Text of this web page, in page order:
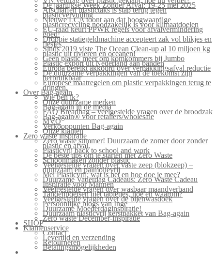
De jaarlijkse Week Zonder Afval: 19-25 mei 2025
Afschaffen plastictaks is stap terug tegen
plasticvervuiling
Nieuwe LCA toont aan dat hoogwaardige
plasticrecycling noodzakelijk is voor klimaatdoelen
EU-raad keurt PPWR regels voor afvalvermindering
goed!
Droppie statiegeldmachine accepteert zak vol blikjes en
flesjes
Sinds 2019 viste The Ocean Clean-up al 10 miljoen kg
plastic uit rivieren en oceanen!
Geen plastic meer om komkommers bij Jumbo
Plastic export uit Nederland aan banden
Europa bereikt akkoord over verpakkingsafval reductie
De duurzame verpakkingen van de toekomst zijn
herbruikbaar
Europese maatregelen om plastic verpakkingen terug te
dringen.
Over Bag-again
Wie ben ik?
Onze duurzame merken
Bag-again in de media
FAQ Breadbag – veelgestelde vragen over de broodzak
Bag-again® voor retailers/wholesale
MVO
Verkooppunten Bag-again
Onze klanten
Zero waste inspiratie
Zero waste summer! Duurzaam de zomer door zonder
plastic en afval.
Plasticvrij back to school and work
De beste tips om te starten met Zero Waste
Schoonmaken zonder plastic
Veelgestelde vragen over vaste zeep (blokzeep) –
duurzaam en palmolievrij
Mei Plasticvrij: wat is het en hoe doe je mee?
Duurzame Vaderdag Cadeaus: Zero Waste Cadeau
Inspiratie voor Mannen
Veelgestelde vragen over wasbaar maandverband
Tandenpoetsen met tabletjes, hoe en waarom?
Veelgestelde vragen over de bijenwasdoek
Persoonlijke blogs van Inge
Duurzame Moederdaginspiratie!
Duurzaam plasticvrij kerstpakket van Bag-again
Zero waste December-inspiratie
SHOP
Klantenservice
Contact
Levertijd en verzending
Retourneren
Betalingsmogelijkheden